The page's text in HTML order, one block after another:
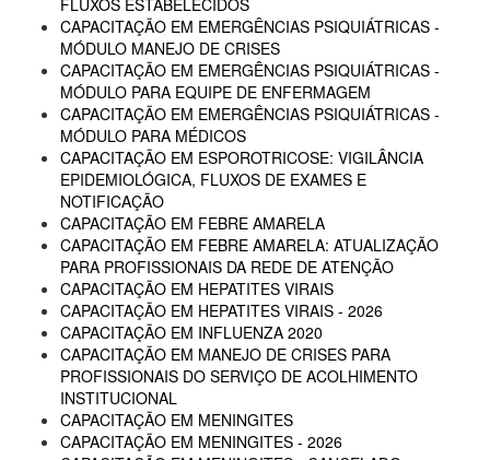
FLUXOS ESTABELECIDOS
CAPACITAÇÃO EM EMERGÊNCIAS PSIQUIÁTRICAS -
MÓDULO MANEJO DE CRISES
CAPACITAÇÃO EM EMERGÊNCIAS PSIQUIÁTRICAS -
MÓDULO PARA EQUIPE DE ENFERMAGEM
CAPACITAÇÃO EM EMERGÊNCIAS PSIQUIÁTRICAS -
MÓDULO PARA MÉDICOS
CAPACITAÇÃO EM ESPOROTRICOSE: VIGILÂNCIA
EPIDEMIOLÓGICA, FLUXOS DE EXAMES E
NOTIFICAÇÃO
CAPACITAÇÃO EM FEBRE AMARELA
CAPACITAÇÃO EM FEBRE AMARELA: ATUALIZAÇÃO
PARA PROFISSIONAIS DA REDE DE ATENÇÃO
CAPACITAÇÃO EM HEPATITES VIRAIS
CAPACITAÇÃO EM HEPATITES VIRAIS - 2026
CAPACITAÇÃO EM INFLUENZA 2020
CAPACITAÇÃO EM MANEJO DE CRISES PARA
PROFISSIONAIS DO SERVIÇO DE ACOLHIMENTO
INSTITUCIONAL
CAPACITAÇÃO EM MENINGITES
CAPACITAÇÃO EM MENINGITES - 2026